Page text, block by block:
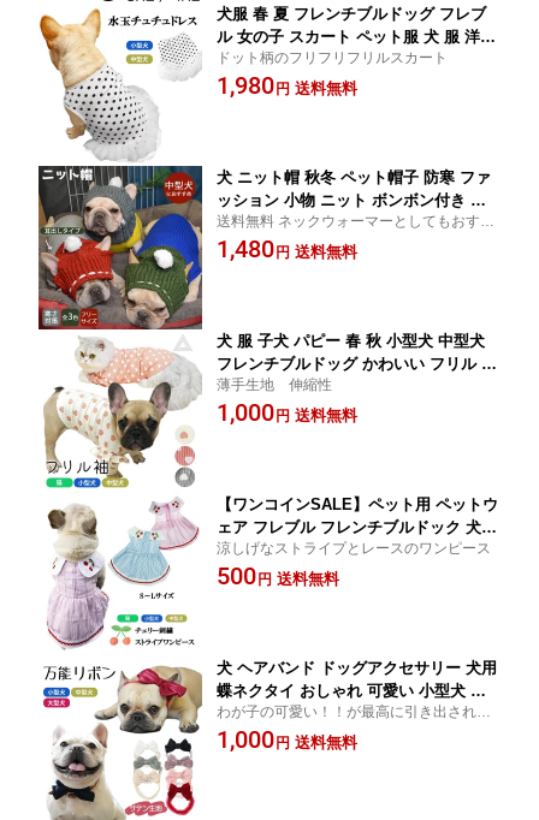
犬服 春 夏 フレンチブルドッグ フレブ
ル 女の子 スカート ペット服 犬 服 洋服
カジュアル おしゃれ かわいい 中型犬
小型犬 大型犬 水玉柄 犬服 ドッグウェ
ドット柄のフリフリフリルスカート
1,980円 送料無料
犬 ニット帽 秋冬 ペット帽子 防寒 ファ
ッション 小物 ニット ボンボン付き フ
レンチブルドッグ フレブル 中型犬 大型
犬 耳出し 冬 あったか おしゃれ かわい
送料無料 ネックウォーマーとしてもおすす
めです。
1,480円 送料無料
犬 服 子犬 パピー 春 秋 小型犬 中型犬
フレンチブルドッグ かわいい フリル ハ
ート オシャレ トイプードル チワワ 柴
犬 ダックス ポメラニアン ヨーキー シ
薄手生地 伸縮性
1,000円 送料無料
【ワンコインSALE】ペット用 ペットウ
ェア フレブル フレンチブルドック 犬服
ブルー ピンク 中型犬 小型犬 ストライ
プワンピース 春夏 猫服KM370SK
涼しげなストライプとレースのワンピース
500円 送料無料
犬 ヘアバンド ドッグアクセサリー 犬用
蝶ネクタイ おしゃれ 可愛い 小型犬 中
型犬 猫 犬服 ペット用コスチューム リ
ボン 無地 アクセサリー 犬の服高級感あ
わが子の可愛い！！が最高に引き出されま
す
1,000円 送料無料